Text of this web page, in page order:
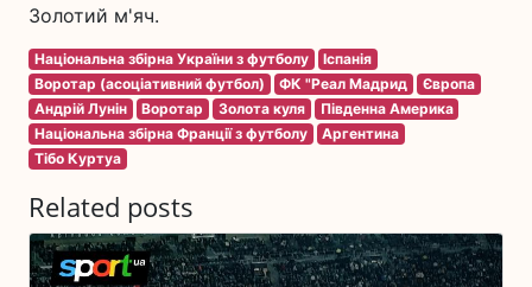
Золотий м'яч.
Національна збірна України з футболу
Іспанія
Воротар (асоціативний футбол)
ФК "Реал Мадрид
Європа
Андрій Лунін
Воротар Золота куля
Південна Америка
Національна збірна Франції з футболу
Аргентина
Тібо Куртуа
Related posts